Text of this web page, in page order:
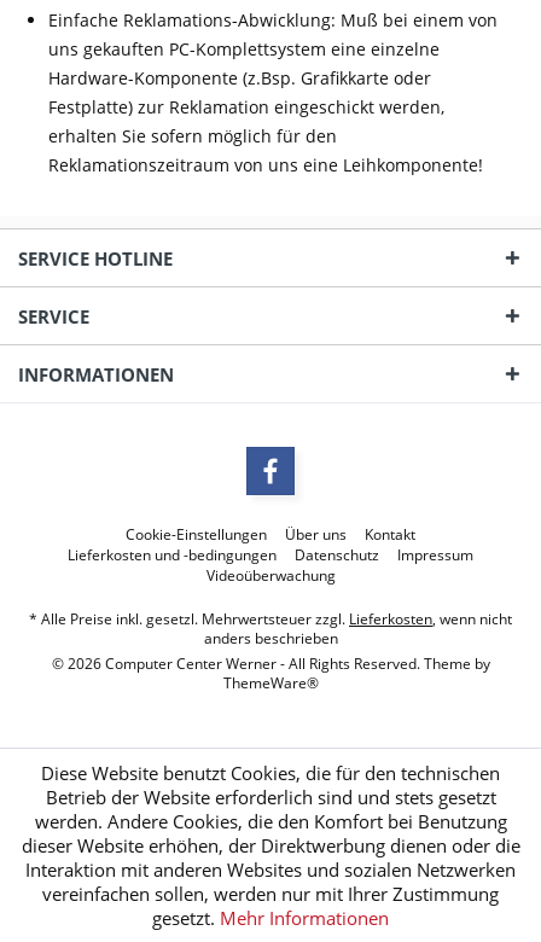
Einfache Reklamations-Abwicklung: Muß bei einem von
uns gekauften PC-Komplettsystem eine einzelne
Hardware-Komponente (z.Bsp. Grafikkarte oder
Festplatte) zur Reklamation eingeschickt werden,
erhalten Sie sofern möglich für den
Reklamationszeitraum von uns eine Leihkomponente!
SERVICE HOTLINE
SERVICE
INFORMATIONEN
Cookie-Einstellungen Über uns
Kontakt
Lieferkosten und -bedingungen
Datenschutz
Impressum
Videoüberwachung
* Alle Preise inkl. gesetzl. Mehrwertsteuer zzgl. Lieferkosten, wenn nicht
anders beschrieben
© 2026 Computer Center Werner - All Rights Reserved. Theme by
ThemeWare®
Diese Website benutzt Cookies, die für den technischen
Betrieb der Website erforderlich sind und stets gesetzt
werden. Andere Cookies, die den Komfort bei Benutzung
dieser Website erhöhen, der Direktwerbung dienen oder die
Interaktion mit anderen Websites und sozialen Netzwerken
vereinfachen sollen, werden nur mit Ihrer Zustimmung
gesetzt. Mehr Informationen